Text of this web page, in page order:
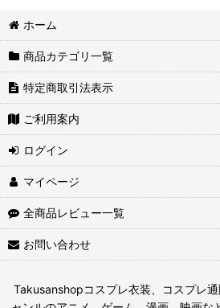
ホーム
商品カテゴリ一覧
特定商取引法表示
ご利用案内
ログイン
マイページ
全商品レビュー一覧
お問い合わせ
Takusanshopコスプレ衣装、コスプレ